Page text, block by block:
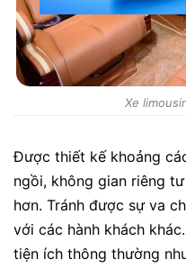
Xe
Được thiết kế khoảng
ngồi, không gian riêng
hơn. Tránh được sự va
với các hành khách
tiện ích thông thường